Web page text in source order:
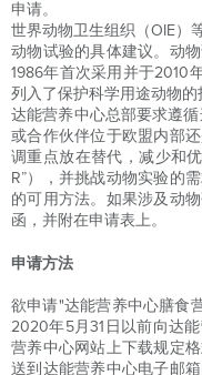
申请。
世界动物卫生组织（OIE）
动物试验的具体建议。动
1986年首次采用并于2010
列入了保护科学用途动物的
达能营养中心总部要求遵
或合作伙伴位于欧盟内部
调重点放在替代，减少和
R”），并挑战动物实验的
的可用方法。如果涉及动
函，并附在申请表上。
申请方法
欲申请"达能营养中心膳食
2020年5月31日以前向达
营养中心网站上下载规定
送到达能营养中心电子邮